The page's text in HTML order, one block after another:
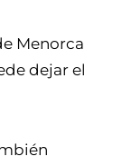
Menorca
dejar el